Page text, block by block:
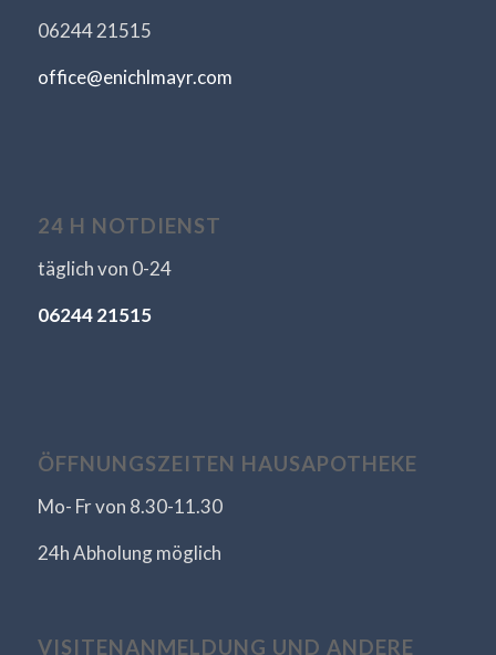
06244 21515
office@enichlmayr.com
24 H NOTDIENST
täglich von 0-24
06244 21515
ÖFFNUNGSZEITEN HAUSAPOTHEKE
Mo- Fr von 8.30-11.30
24h Abholung möglich
VISITENANMELDUNG UND ANDERE